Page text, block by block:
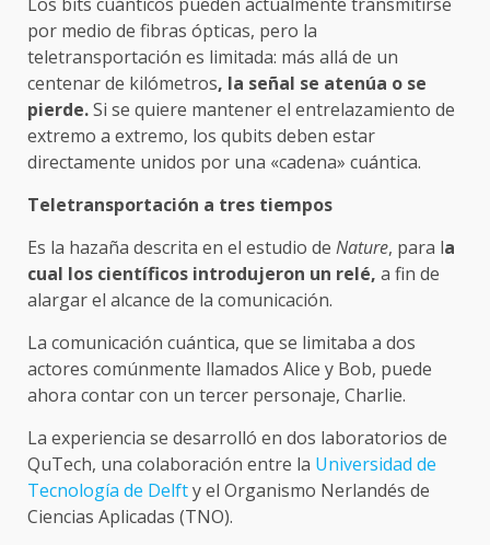
por medio de fibras ópticas, pero la
teletransportación es limitada: más allá de un
centenar de kilómetros, la señal se atenúa o se
pierde.Si se quiere mantener el entrelazamiento de
extremo a extremo, los qubits deben estar
directamente unidos por una «cadena» cuántica.
Teletransportación a tres tiempos
Es la hazaña descrita en el estudio de Nature, para la
cual los científicos introdujeron un relé, a fin de
alargar el alcance de la comunicación.
La comunicación cuántica, que se limitaba a dos
actores comúnmente llamados Alice y Bob, puede
ahora contar con un tercer personaje, Charlie.
La experiencia se desarrolló en dos laboratorios de
QuTech, una colaboración entre la Universidad de
Tecnología de Delfty el Organismo Nerlandés de
Ciencias Aplicadas (TNO).